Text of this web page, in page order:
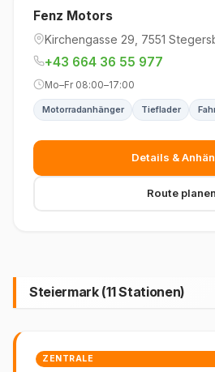
Fenz Motors
Kirchengasse 29, 7551
+43 664 36 55 977
Mo–Fr 08:00–17:00
Motorradanhänger Tieflader
Details &
Route planen
Steiermark (11 Stationen)
ZENTRALE